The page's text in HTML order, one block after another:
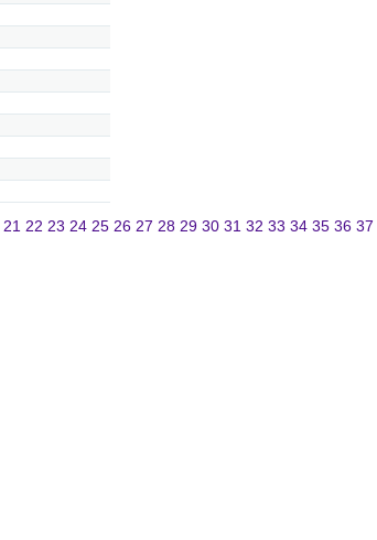
21 22 23 24 25 26 27 28 29 30 31 32 33 34 35 36 37